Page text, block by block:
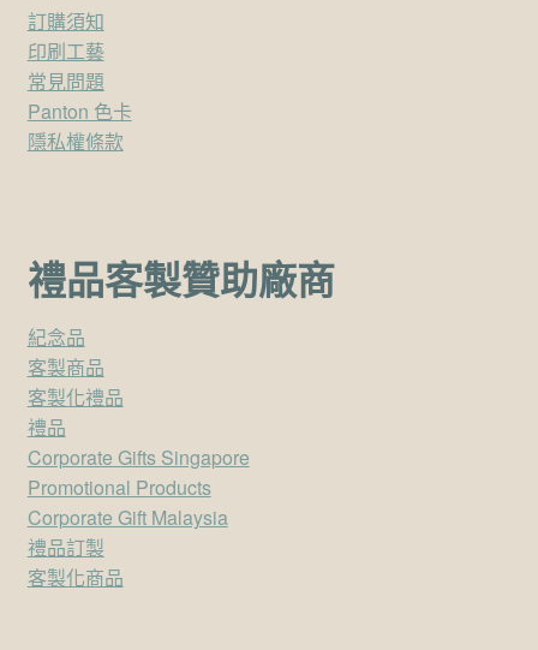
訂購須知
印刷工藝
常見問題
Panton 色卡
隱私權條款
禮品客製贊助廠商
紀念品
客製商品
客製化禮品
禮品
Corporate Gifts Singapore
Promotional Products
Corporate Gift Malaysia
禮品訂製
客製化商品